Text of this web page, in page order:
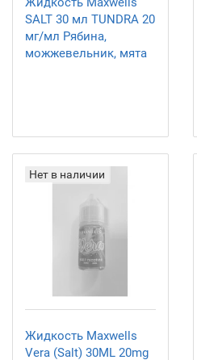
SALT 30 мл TUNDRA 20
мг/мл Рябина,
можжевельник, мята
Нет в наличии
Жидкость Maxwells
Vera (Salt) 30ML 20mg